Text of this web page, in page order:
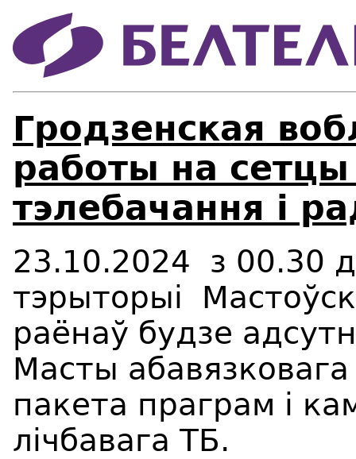
Гродзенская
работы на сетцы
тэлебачання і
23.10.2024 з 00.30 д
тэрыторыi
раёнаў будзе
Масты
пакета праграм і
лічбавага ТБ.